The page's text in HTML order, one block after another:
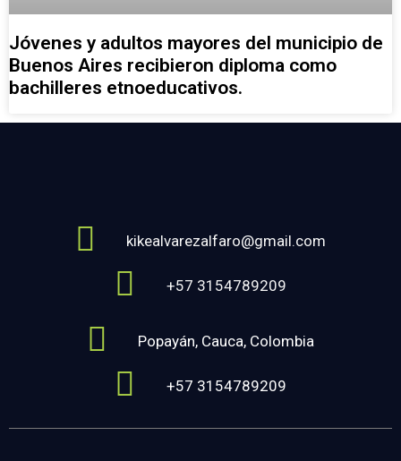
Jóvenes y adultos mayores del municipio de
Buenos Aires recibieron diploma como
bachilleres etnoeducativos.
kikealvarezalfaro@gmail.com
+57 3154789209
Popayán, Cauca, Colombia
+57 3154789209